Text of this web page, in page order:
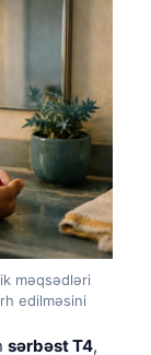
məqsədləri
edilməsini
sərbəst T4,